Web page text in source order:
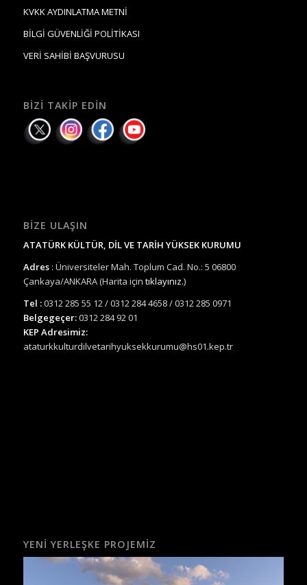
KVKK AYDINLATMA METNİ
BİLGİ GÜVENLİĞİ POLİTİKASI
VERİ SAHİBİ BAŞVURUSU
BIZI TAKIP EDIN
BIZE ULAŞIN
ATATÜRK KÜLTÜR, DİL VE TARİH YÜKSEK KURUMU
Adres : Üniversiteler Mah. Toplum Cad. No.: 5 06800
Çankaya/ANKARA (Harita için tıklayınız.)
Tel :0312 285 55 12 / 0312 284 4658 / 0312 285 0971
Belgegeçer:0312 284 92 01
KEP Adresimiz:
ataturkkulturdilvetarihyuksekkurumu@hs01.kep.tr
YENI YERLEŞKE PROJEMIZ